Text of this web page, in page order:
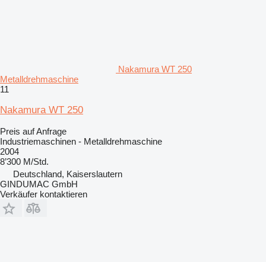
Nakamura WT 250
Metalldrehmaschine
11
Nakamura WT 250
Preis auf Anfrage
Industriemaschinen - Metalldrehmaschine
2004
8’300 M/Std.
Deutschland, Kaiserslautern
GINDUMAC GmbH
Verkäufer kontaktieren